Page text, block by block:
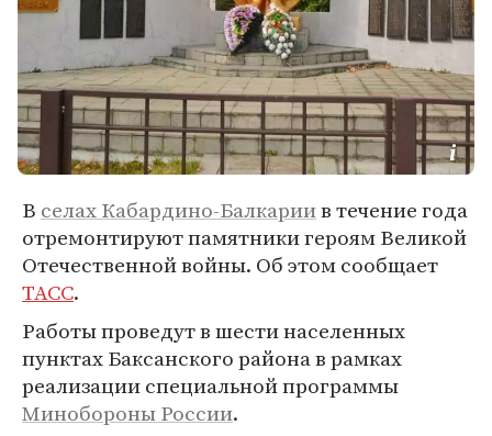
В селах Кабардино-Балкариив течение года
отремонтируют памятники героям Великой
Отечественной войны. Об этом сообщает
ТАСС.
Работы проведут в шести населенных
пунктах Баксанского района в рамках
реализации специальной программы
Минобороны России.